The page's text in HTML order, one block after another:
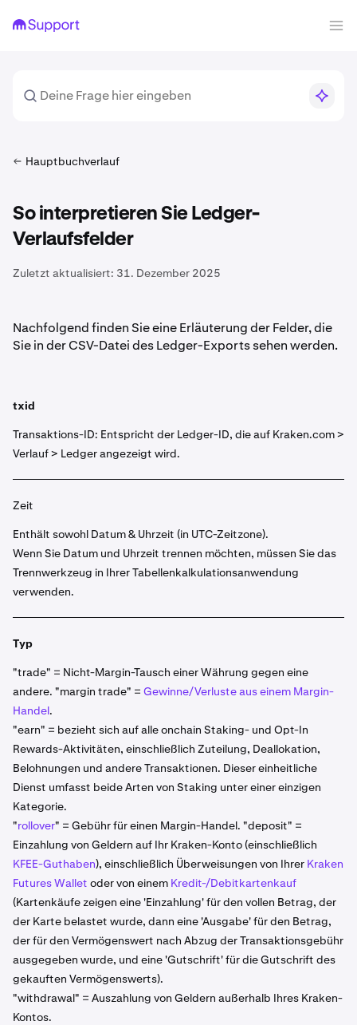
Hauptbuchverlauf
So interpretieren Sie Ledger-
Verlaufsfelder
Zuletzt aktualisiert: 31. Dezember 2025
Nachfolgend finden Sie eine Erläuterung der Felder, die
Sie in der CSV-Datei des Ledger-Exports sehen werden.
txid
Transaktions-ID: Entspricht der Ledger-ID, die auf Kraken.com >
Verlauf > Ledger angezeigt wird.
Zeit
Enthält sowohl Datum & Uhrzeit (in UTC-Zeitzone).
Wenn Sie Datum und Uhrzeit trennen möchten, müssen Sie das
Trennwerkzeug in Ihrer Tabellenkalkulationsanwendung
verwenden.
Typ
"trade" = Nicht-Margin-Tausch einer Währung gegen eine
andere. "margin trade" = Gewinne/Verluste aus einem Margin-
Handel.
"earn" = bezieht sich auf alle onchain Staking- und Opt-In
Rewards-Aktivitäten, einschließlich Zuteilung, Deallokation,
Belohnungen und andere Transaktionen. Dieser einheitliche
Dienst umfasst beide Arten von Staking unter einer einzigen
Kategorie.
"rollover" = Gebühr für einen Margin-Handel. "deposit" =
Einzahlung von Geldern auf Ihr Kraken-Konto (einschließlich
KFEE-Guthaben), einschließlich Überweisungen von Ihrer Kraken
Futures Wallet oder von einem Kredit-/Debitkartenkauf
(Kartenkäufe zeigen eine 'Einzahlung' für den vollen Betrag, der
der Karte belastet wurde, dann eine 'Ausgabe' für den Betrag,
der für den Vermögenswert nach Abzug der Transaktionsgebühr
ausgegeben wurde, und eine 'Gutschrift' für die Gutschrift des
gekauften Vermögenswerts).
"withdrawal" = Auszahlung von Geldern außerhalb Ihres Kraken-
Kontos.